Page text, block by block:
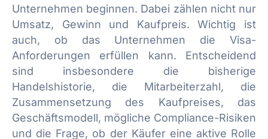
Unternehmen beginnen. Dabei zählen nicht nur
Umsatz, Gewinn und Kaufpreis. Wichtig ist
auch, ob das Unternehmen die Visa-
Anforderungen erfüllen kann. Entscheidend
sind insbesondere die bisherige
Handelshistorie, die Mitarbeiterzahl, die
Zusammensetzung des Kaufpreises, das
Geschäftsmodell, mögliche Compliance-Risiken
und die Frage, ob der Käufer eine aktive Rolle